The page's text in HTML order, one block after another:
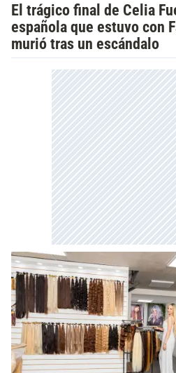
El trágico final de Celia
española que estuvo con
murió tras un escándalo